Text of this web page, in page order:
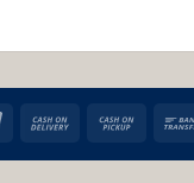
UnionPayCash
Cash